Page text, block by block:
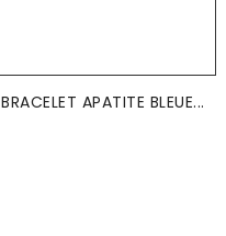
BRACELET APATITE BLEUE...